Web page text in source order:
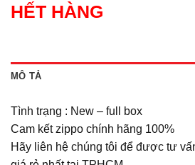
HẾT HÀNG
MÔ TẢ
Tình trạng : New – full box
Cam kết zippo chính hãng 100%
Hãy liên hệ chúng tôi để được tư